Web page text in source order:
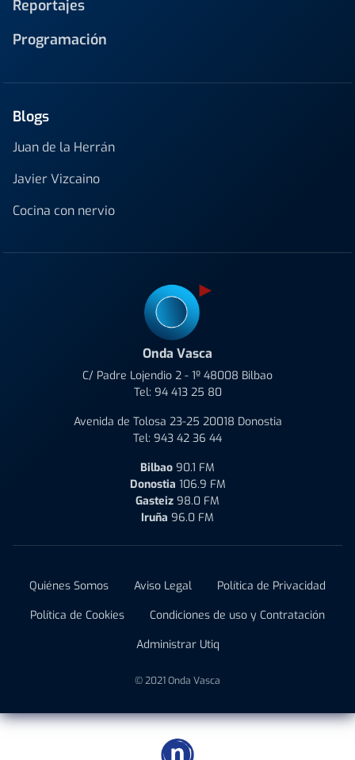
Reportajes
Programación
Blogs
Juan de la Herrán
Javier Vizcaino
Cocina con nervio
Onda Vasca
C/ Padre Lojendio 2 - 1º 48008 Bilbao
Tel: 94 413 25 80
Avenida de Tolosa 23-25 20018 Donostia
Tel: 943 42 36 44
Bilbao 90.1 FM
Donostia 106.9 FM
Gasteiz 98.0 FM
Iruña 96.0 FM
Quiénes Somos Aviso Legal
Política de Privacidad
Política de Cookies
Condiciones de uso y Contratación
Administrar Utiq
© 2021 Onda Vasca